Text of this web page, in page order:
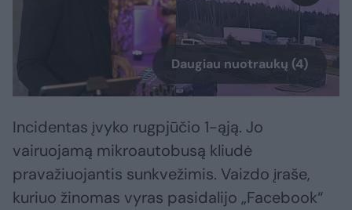
Daugiau nuotraukų (4)
Incidentas įvyko rugpjūčio 1-ąją. Jo
vairuojamą mikroautobusą kliudė
pravažiuojantis sunkvežimis. Vaizdo įraše,
kuriuo žinomas vyras pasidalijo „Facebook“